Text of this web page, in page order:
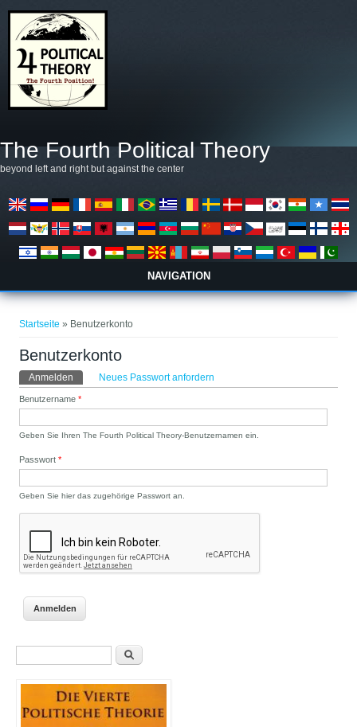
The Fourth Political Theory
beyond left and right but against the center
NAVIGATION
Startseite » Benutzerkonto
Benutzerkonto
Haupt-Reiter
Anmelden (aktiver Reiter)
Neues Passwort anfordern
Benutzername*
Geben Sie Ihren The Fourth Political Theory-Benutzernamen ein.
Passwort*
Geben Sie hier das zugehörige Passwort an.
Suchformular